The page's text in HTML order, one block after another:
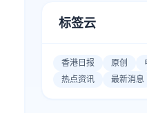
标签云
香港日报 原创
热点资讯
最新消息